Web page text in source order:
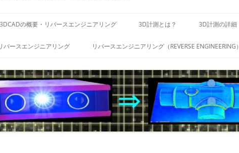
3DCADの概要・リバースエンジニアリング 3D計測とは？ 3D計測の詳細
バースエンジニアリング リバースエンジニアリング（REVERSE ENGINEERING）